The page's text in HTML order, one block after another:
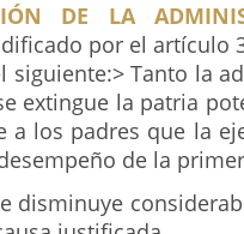
DE LA
por el artículo
siguiente:> Tanto la
extingue la patria
a los padres que la
de la
disminuye